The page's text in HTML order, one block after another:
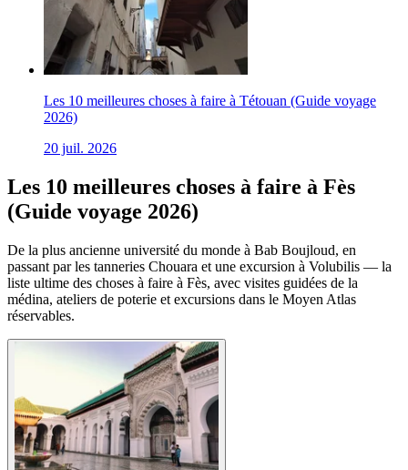
Les 10 meilleures choses à faire à Tétouan (Guide voyage
2026)
20 juil. 2026
Les 10 meilleures choses à faire à Fès
(Guide voyage 2026)
De la plus ancienne université du monde à Bab Boujloud, en
passant par les tanneries Chouara et une excursion à Volubilis — la
liste ultime des choses à faire à Fès, avec visites guidées de la
médina, ateliers de poterie et excursions dans le Moyen Atlas
réservables.